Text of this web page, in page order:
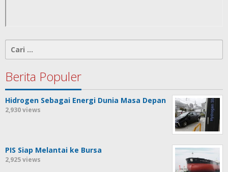
untuk:
Berita Populer
Hidrogen Sebagai Energi Dunia Masa Depan
2,930 views
PIS Siap Melantai ke Bursa
2,925 views